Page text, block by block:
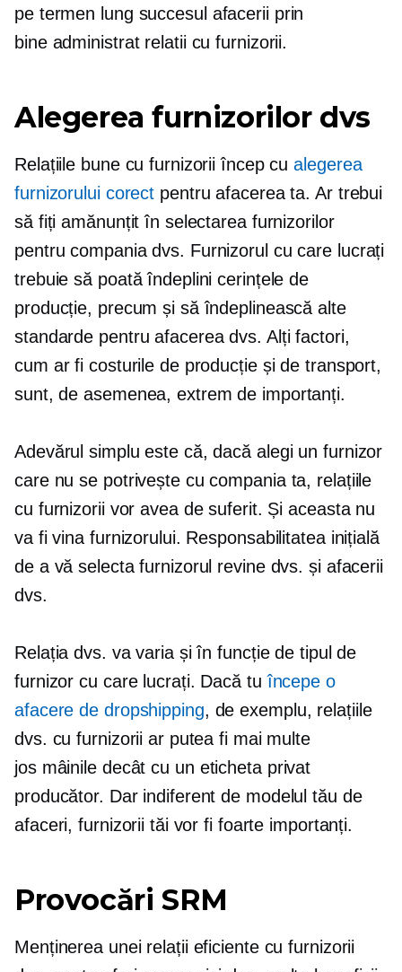
pe termen lung succesul afacerii prin
bine administratrelatii cu furnizorii.
Alegerea furnizorilor dvs
Relațiile bune cu furnizorii încep cualegerea
furnizorului corect pentru afacerea ta. Ar trebui
să fiți amănunțit în selectarea furnizorilor
pentru compania dvs. Furnizorul cu care lucrați
trebuie să poată îndeplini cerințele de
producție, precum și să îndeplinească alte
standarde pentru afacerea dvs. Alți factori,
cum ar fi costurile de producție și de transport,
sunt, de asemenea, extrem de importanți.
Adevărul simplu este că, dacă alegi un furnizor
care nu se potrivește cu compania ta, relațiile
cu furnizorii vor avea de suferit. Și aceasta nu
va fi vina furnizorului. Responsabilitatea inițială
de a vă selecta furnizorul revine dvs. și afacerii
dvs.
Relația dvs. va varia și în funcție de tipul de
furnizor cu care lucrați. Dacă tuîncepe o
afacere de dropshipping, de exemplu, relațiile
dvs. cu furnizorii ar putea fi mai multe
jos mâiniledecât cu un eticheta privat
producător. Dar indiferent de modelul tău de
afaceri, furnizorii tăi vor fi foarte importanți.
Provocări SRM
Menținerea unei relații eficiente cu furnizorii